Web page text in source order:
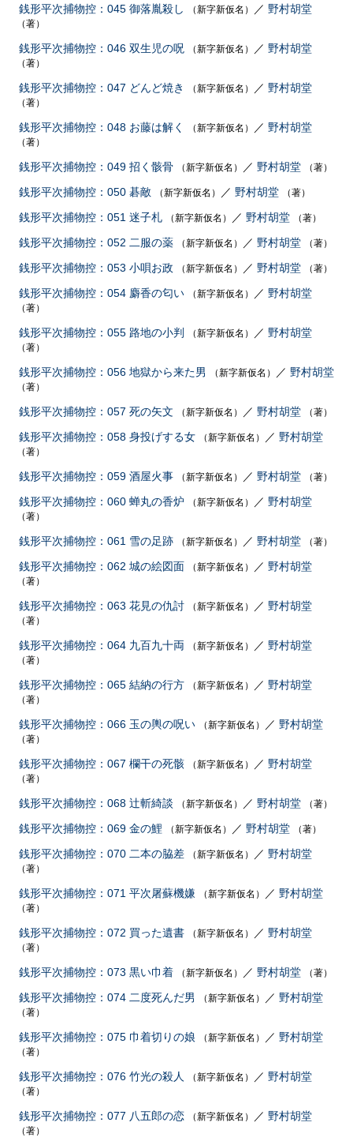
銭形平次捕物控：045 御落胤殺し （新字新仮名） ／ 野村胡堂
（著）
銭形平次捕物控：046 双生児の呪 （新字新仮名） ／ 野村胡堂
（著）
銭形平次捕物控：047 どんど焼き （新字新仮名） ／ 野村胡堂
（著）
銭形平次捕物控：048 お藤は解く （新字新仮名） ／ 野村胡堂
（著）
銭形平次捕物控：049 招く骸骨 （新字新仮名） ／ 野村胡堂 （著）
銭形平次捕物控：050 碁敵 （新字新仮名） ／ 野村胡堂 （著）
銭形平次捕物控：051 迷子札 （新字新仮名） ／ 野村胡堂 （著）
銭形平次捕物控：052 二服の薬 （新字新仮名） ／ 野村胡堂 （著）
銭形平次捕物控：053 小唄お政 （新字新仮名） ／ 野村胡堂 （著）
銭形平次捕物控：054 麝香の匂い （新字新仮名） ／ 野村胡堂
（著）
銭形平次捕物控：055 路地の小判 （新字新仮名） ／ 野村胡堂
（著）
銭形平次捕物控：056 地獄から来た男 （新字新仮名） ／ 野村胡堂
（著）
銭形平次捕物控：057 死の矢文 （新字新仮名） ／ 野村胡堂 （著）
銭形平次捕物控：058 身投げする女 （新字新仮名） ／ 野村胡堂
（著）
銭形平次捕物控：059 酒屋火事 （新字新仮名） ／ 野村胡堂 （著）
銭形平次捕物控：060 蝉丸の香炉 （新字新仮名） ／ 野村胡堂
（著）
銭形平次捕物控：061 雪の足跡 （新字新仮名） ／ 野村胡堂 （著）
銭形平次捕物控：062 城の絵図面 （新字新仮名） ／ 野村胡堂
（著）
銭形平次捕物控：063 花見の仇討 （新字新仮名） ／ 野村胡堂
（著）
銭形平次捕物控：064 九百九十両 （新字新仮名） ／ 野村胡堂
（著）
銭形平次捕物控：065 結納の行方 （新字新仮名） ／ 野村胡堂
（著）
銭形平次捕物控：066 玉の輿の呪い （新字新仮名） ／ 野村胡堂
（著）
銭形平次捕物控：067 欄干の死骸 （新字新仮名） ／ 野村胡堂
（著）
銭形平次捕物控：068 辻斬綺談 （新字新仮名） ／ 野村胡堂 （著）
銭形平次捕物控：069 金の鯉 （新字新仮名） ／ 野村胡堂 （著）
銭形平次捕物控：070 二本の脇差 （新字新仮名） ／ 野村胡堂
（著）
銭形平次捕物控：071 平次屠蘇機嫌 （新字新仮名） ／ 野村胡堂
（著）
銭形平次捕物控：072 買った遺書 （新字新仮名） ／ 野村胡堂
（著）
銭形平次捕物控：073 黒い巾着 （新字新仮名） ／ 野村胡堂 （著）
銭形平次捕物控：074 二度死んだ男 （新字新仮名） ／ 野村胡堂
（著）
銭形平次捕物控：075 巾着切りの娘 （新字新仮名） ／ 野村胡堂
（著）
銭形平次捕物控：076 竹光の殺人 （新字新仮名） ／ 野村胡堂
（著）
銭形平次捕物控：077 八五郎の恋 （新字新仮名） ／ 野村胡堂
（著）